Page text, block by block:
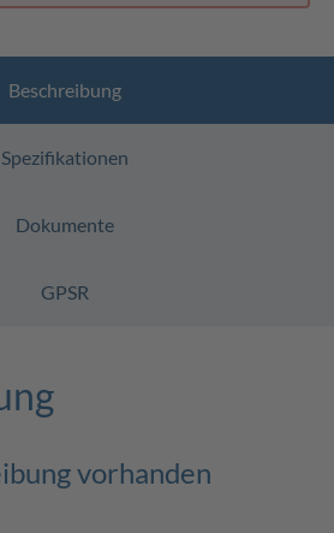
Beschreibung
Spezifikationen
Dokumente
GPSR
vorhanden